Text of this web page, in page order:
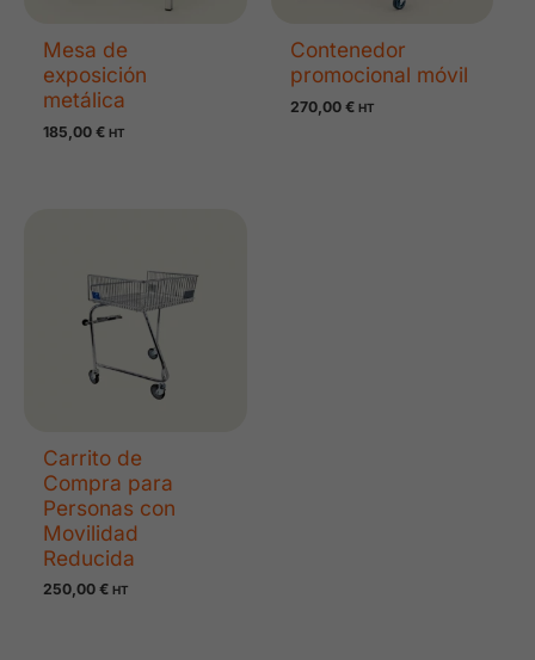
Mesa de
exposición
metálica
185,00€ HT
Contenedor
promocional móvil
270,00 € HT
Carrito de
Compra para
Personas con
Movilidad
Reducida
250,00€ HT